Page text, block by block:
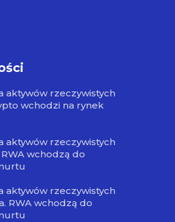
aktywów rzeczywistych
wchodzi na rynek
aktywów rzeczywistych
wchodzą do
aktywów rzeczywistych
RWA wchodzą do